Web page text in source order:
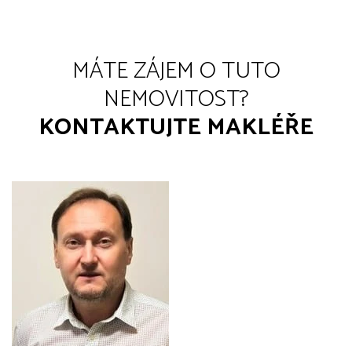
MÁTE ZÁJEM O TUTO
NEMOVITOST?
KONTAKTUJTE MAKLÉŘE